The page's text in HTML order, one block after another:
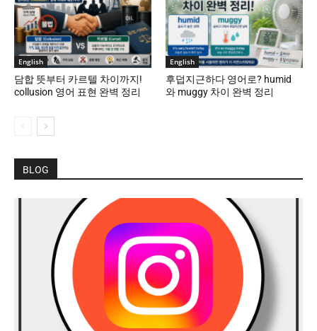
English
담합 뜻부터 카르텔 차이까지!
collusion 영어 표현 완벽 정리
English
후덥지근하다 영어로? humid
와 muggy 차이 완벽 정리
BLOG